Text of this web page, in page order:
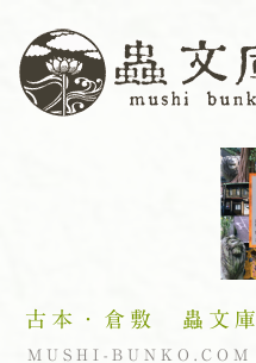
古本・倉敷 蟲文庫
MUSHI-BUNKO.COM